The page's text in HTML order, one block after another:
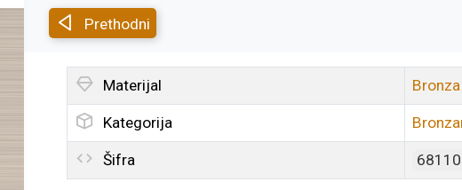
Prethodni
Materijal Bronza
Kategorija
Šifra